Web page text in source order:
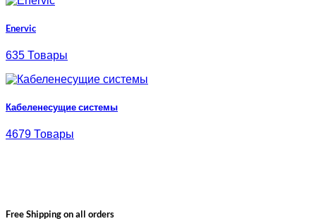
Enervic
635 Товары
Кабеленесущие системы
4679 Товары
Free Shipping on all orders